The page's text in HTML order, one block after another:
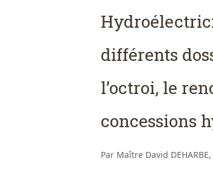
différents
l’octroi, le
concessions
Par Maître David